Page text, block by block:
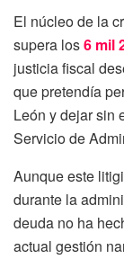
El núcleo de la
supera los6 mil
justicia fiscal
que pretendía
León y dejar sin
Servicio de
Aunque este
durante la
deuda no ha
actual gestión